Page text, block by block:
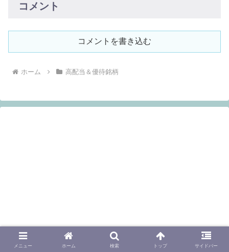
コメント
コメントを書き込む
ホーム 高配当＆優待銘柄
メニュー ホーム 検索 トップ サイドバー